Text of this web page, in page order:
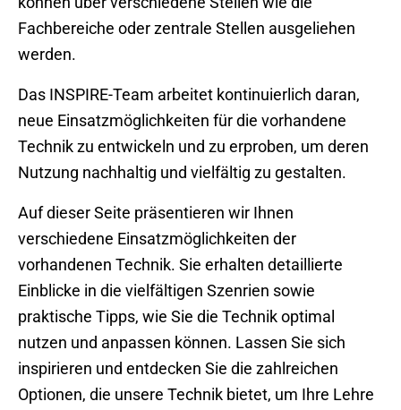
Fachbereiche oder zentrale Stellen ausgeliehen
werden.
Das INSPIRE-Team arbeitet kontinuierlich daran,
neue Einsatzmöglichkeiten für die vorhandene
Technik zu entwickeln und zu erproben, um deren
Nutzung nachhaltig und vielfältig zu gestalten.
Auf dieser Seite präsentieren wir Ihnen
verschiedene Einsatzmöglichkeiten der
vorhandenen Technik. Sie erhalten detaillierte
Einblicke in die vielfältigen Szenrien sowie
praktische Tipps, wie Sie die Technik optimal
nutzen und anpassen können. Lassen Sie sich
inspirieren und entdecken Sie die zahlreichen
Optionen, die unsere Technik bietet, um Ihre Lehre